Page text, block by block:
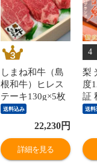
しまね和牛（島
根和牛）ヒレス
テーキ130g×5枚
国産 牛肉 国産牛
和牛 黒毛和牛 最
高級 特選 厳選
送料無料（北海
道・沖縄を除
送料込み
22,230円
詳細を見る
4
梨
度
証
か
秀
海
送料